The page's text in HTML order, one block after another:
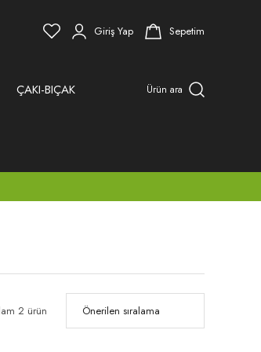
Giriş Yap Sepetim
ÇAKI-BIÇAK Ürün ara
2 ürün